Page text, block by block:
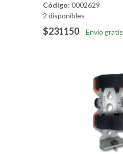
Código: 0002629
2 disponibles
$231150 Envío gratis